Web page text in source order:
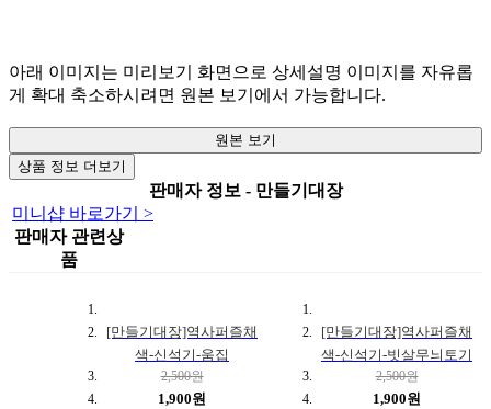
아래 이미지는 미리보기 화면으로 상세설명 이미지를 자유롭
게 확대 축소하시려면 원본 보기에서 가능합니다.
원본 보기
상품 정보 더보기
판매자 정보 - 만들기대장
미니샵 바로가기 >
판매자 관련상
품
[만들기대장]역사퍼즐채
색-신석기-움집
2,500원
1,900원
[만들기대장]역사퍼즐채
색-신석기-빗살무늬토기
2,500원
1,900원